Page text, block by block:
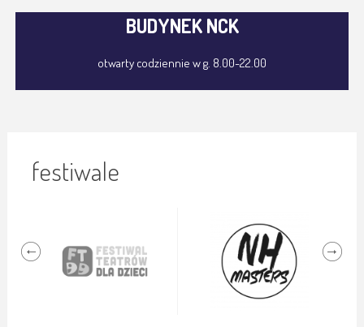
BUDYNEK NCK
otwarty codziennie w g. 8.00-22.00
festiwale